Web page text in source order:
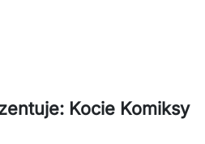
Kocie Komiksy